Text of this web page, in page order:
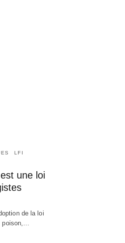
LFI
une loi
de la loi
poison,…